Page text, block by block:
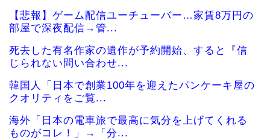
【悲報】ゲーム配信ユーチューバー…家賃8万円の
部屋で深夜配信→管...
死去した有名作家の遺作が予約開始、すると『信
じられない問い合わせ...
韓国人「日本で創業100年を迎えたパンケーキ屋の
クオリティをご覧...
海外「日本の電車旅で最高に気分を上げてくれる
ものがコレ！」→「分...